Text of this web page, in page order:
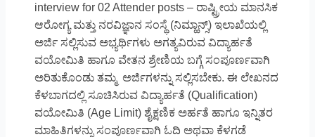
interview for 02 Attender posts – ರಾಷ್ಟ್ರೀಯ ಮಾನಸಿಕ
ಆರೋಗ್ಯ ಮತ್ತು ನರವಿಜ್ಞಾನ ಸಂಸ್ಥೆ (ನಿಮ್ಹಾನ್ಸ್) ಇಲಾಖೆಯಲ್ಲಿ
ಅರ್ಜಿ ಸಲ್ಲಿಸುವ ಅಭ್ಯರ್ಥಿಗಳು ಅಗತ್ಯವಿರುವ ವಿದ್ಯಾರ್ಹತೆ
ವಯೋಮಿತಿ ಹಾಗೂ ವೇತನ ಶ್ರೇಣಿಯ ಬಗ್ಗೆ ಸಂಪೂರ್ಣವಾಗಿ
ಅರಿತುಕೊಂಡು ತಮ್ಮ ಅರ್ಜಿಗಳನ್ನು ಸಲ್ಲಿಸಬೇಕು. ಈ ಲೇಖನದ
ಕೆಳಬಾಗದಲ್ಲಿ ಸೂಚಿಸಿರುವ ವಿದ್ಯಾರ್ಹತೆ (Qualification)
ವಯೋಮಿತಿ (Age Limit) ಶೈಕ್ಷಣಿಕ ಅರ್ಹತೆ ಹಾಗೂ ಇನ್ನಿತರ
ಮಾಹಿತಿಗಳನ್ನು ಸಂಪೂರ್ಣವಾಗಿ ಓದಿ ಅಥವಾ ಕೆಳಗಡೆ